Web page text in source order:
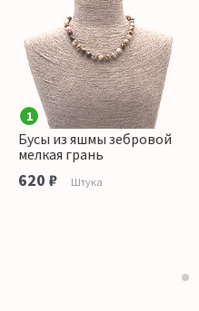
1
Бусы из яшмы зебровой
мелкая грань
620 ₽ Штука